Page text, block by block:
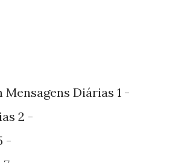
Diárias 1 -
2 -
-